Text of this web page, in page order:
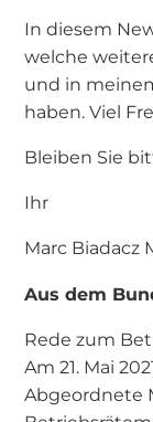
In diesem
welche
und in
haben. Viel
Bleiben Sie
Ihr
Marc Biadacz
Aus dem
Rede zum
Am 21. Mai
Abgeordnete